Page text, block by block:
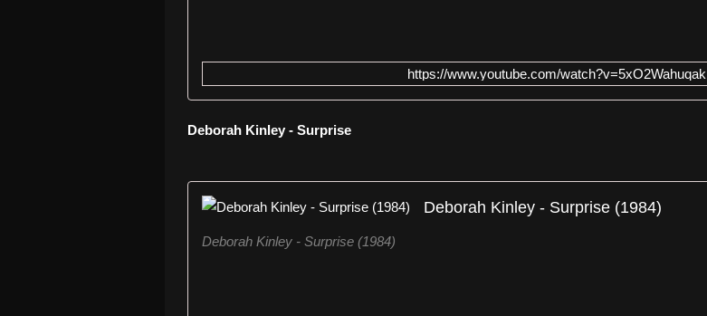
https://www.youtube.com/watch?v=5xO2Wahuqak
Deborah Kinley - Surprise
Deborah Kinley - Surprise (1984)
Deborah Kinley - Surprise (1984)